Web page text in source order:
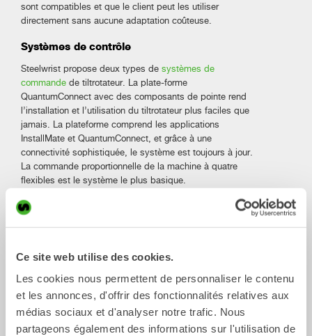
Ce site web utilise des cookies.
Les cookies nous permettent de personnaliser le contenu
et les annonces, d'offrir des fonctionnalités relatives aux
médias sociaux et d'analyser notre trafic. Nous
partageons également des informations sur l'utilisation de
sont compatibles et que le client peut les utiliser
directement sans aucune adaptation coûteuse.
Systèmes de contrôle
Steelwrist propose deux types de systèmes de
commande de tiltrotateur. La plate-forme
QuantumConnect avec des composants de pointe rend
l’installation et l’utilisation du tiltrotateur plus faciles que
jamais. La plateforme comprend les applications
InstallMate et QuantumConnect, et grâce à une
connectivité sophistiquée, le système est toujours à jour.
La commande proportionnelle de la machine à quatre
flexibles est le système le plus basique.
Pince de préhension (Option)
Équipez le tiltrotateur d’une cassette depréhension avec
en manipulant les objets avec précision. La pince de
Lubrification centralisée (Option)
Nos tiltrotateurs peuvent être équipés directement en
usine d’une lubrification centraliséequi s’adapte à tous